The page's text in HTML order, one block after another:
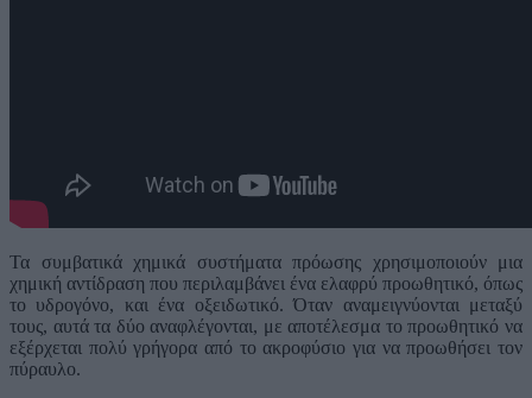
Τα συμβατικά χημικά συστήματα πρόωσης χρησιμοποιούν μια
χημική αντίδραση που περιλαμβάνει ένα ελαφρύ προωθητικό, όπως
το υδρογόνο, και ένα οξειδωτικό. Όταν αναμειγνύονται μεταξύ
τους, αυτά τα δύο αναφλέγονται, με αποτέλεσμα το προωθητικό να
εξέρχεται πολύ γρήγορα από το ακροφύσιο για να προωθήσει τον
πύραυλο.